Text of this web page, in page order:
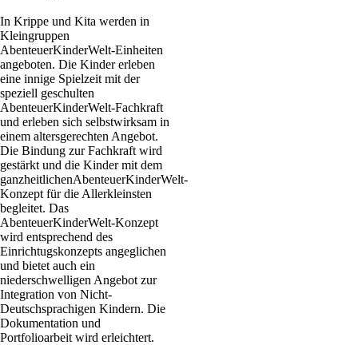
In Krippe und Kita werden in
Kleingruppen
AbenteuerKinderWelt-Einheiten
angeboten. Die Kinder erleben
eine innige Spielzeit mit der
speziell geschulten
AbenteuerKinderWelt-Fachkraft
und erleben sich selbstwirksam in
einem altersgerechten Angebot.
Die Bindung zur Fachkraft wird
gestärkt und die Kinder mit dem
ganzheitlichenAbenteuerKinderWelt-
Konzept für die Allerkleinsten
begleitet. Das
AbenteuerKinderWelt-Konzept
wird entsprechend des
Einrichtugskonzepts angeglichen
und bietet auch ein
niederschwelligen Angebot zur
Integration von Nicht-
Deutschsprachigen Kindern. Die
Dokumentation und
Portfolioarbeit wird erleichtert.